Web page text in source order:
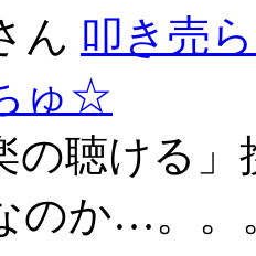
ん 叩き売
ゅ☆
の聴ける
のか…。。